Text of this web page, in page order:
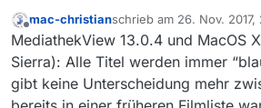
Offline
mac-christianschrieb am 26. Nov. 2017,
zuletzt editiert von
MediathekView 13.0.4 und MacOS
Sierra): Alle Titel werden immer
gibt keine Unterscheidung mehr